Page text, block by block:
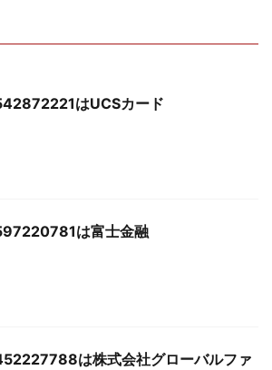
はUCSカード
は富士金融
は株式会社グローバルファ